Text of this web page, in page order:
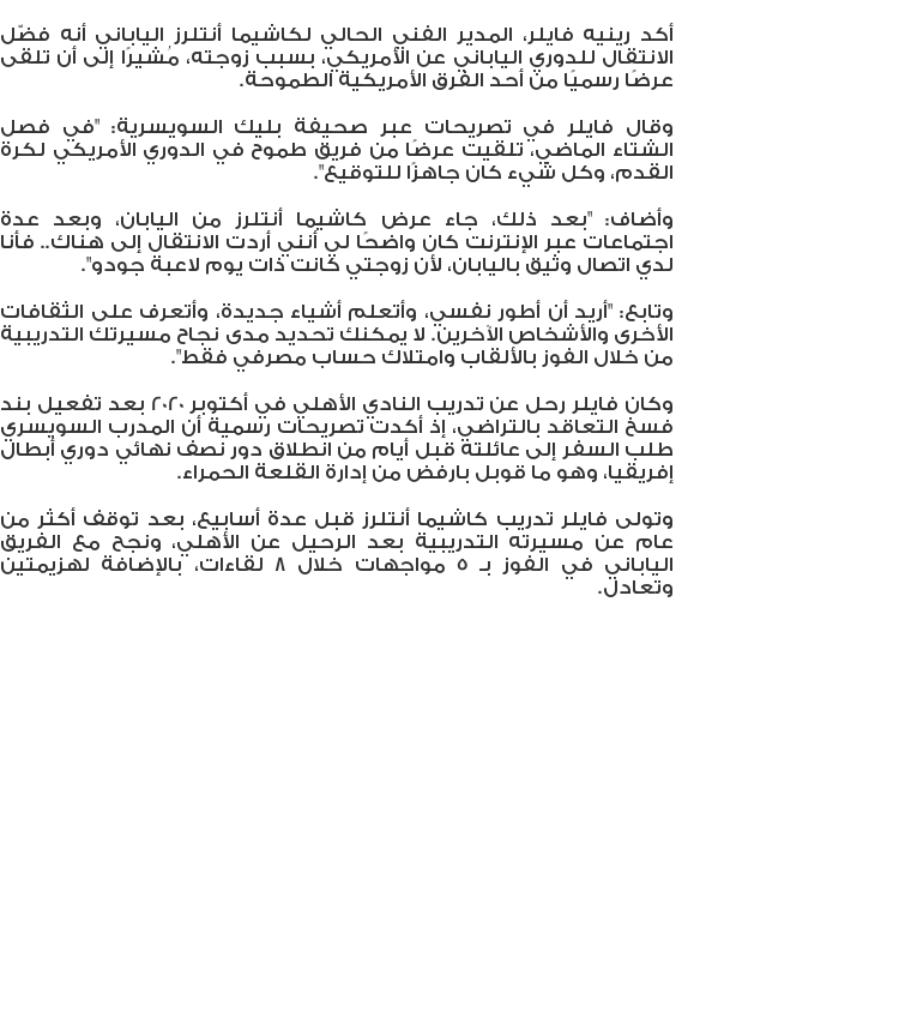
أكد رينيه فايلر، المدير الفني الحالي لكاشيما أنتلرز الياباني أنه فضّل
الانتقال للدوري الياباني عن الأمريكي، بسبب زوجته، مُشيرًا إلى أن تلقى
عرضًا رسميًا من أحد الفرق الأمريكية الطموحة.
وقال فايلر في تصريحات عبر صحيفة بليك السويسرية: "في فصل
الشتاء الماضي، تلقيت عرضًا من فريق طموح في الدوري الأمريكي لكرة
القدم، وكل شيء كان جاهزًا للتوقيع".
وأضاف: "بعد ذلك، جاء عرض كاشيما أنتلرز من اليابان، وبعد عدة
اجتماعات عبر الإنترنت كان واضحًا لي أنني أردت الانتقال إلى هناك.. فأنا
لدي اتصال وثيق باليابان، لأن زوجتي كانت ذات يوم لاعبة جودو".
وتابع: "أريد أن أطور نفسي، وأتعلم أشياء جديدة، وأتعرف على الثقافات
الأخرى والأشخاص الآخرين. لا يمكنك تحديد مدى نجاح مسيرتك التدريبية
من خلال الفوز بالألقاب وامتلاك حساب مصرفي فقط".
وكان فايلر رحل عن تدريب النادي الأهلي في أكتوبر 2020 بعد تفعيل بند
فسخ التعاقد بالتراضي، إذ أكدت تصريحات رسمية أن المدرب السويسري
طلب السفر إلى عائلته قبل أيام من انطلاق دور نصف نهائي دوري أبطال
إفريقيا، وهو ما قوبل بارفض من إدارة القلعة الحمراء.
وتولى فايلر تدريب كاشيما أنتلرز قبل عدة أسابيع، بعد توقف أكثر من
عام عن مسيرته التدريبية بعد الرحيل عن الأهلي، ونجح مع الفريق
الياباني في الفوز بـ 5 مواجهات خلال 8 لقاءات، بالإضافة لهزيمتين
وتعادل.